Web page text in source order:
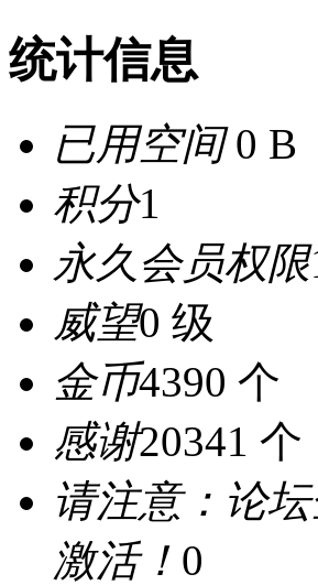
统计信息
已用空间0 B
积分1
永久会员权限
威望0 级
金币4390 个
感谢20341 个
请注意：论
激活！ 0